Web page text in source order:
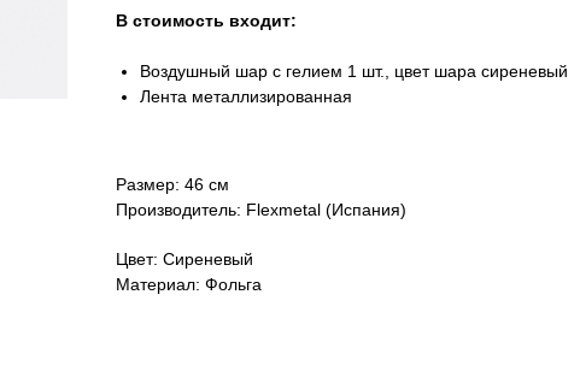
В стоимость входит:
Воздушный шар с гелием 1 шт., цвет шара сиреневый
Лента металлизированная
Размер: 46 см
Производитель: Flexmetal (Испания)
Цвет: Сиреневый
Материал: Фольга